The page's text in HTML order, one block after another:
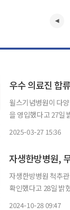
우수 의료진 합
윌스기념병원이 다
을 영입했다고 27일 밝혔다. 4월부터 진료를 시작하는 새 의료진은
2025-03-27 15:36
자생한방병원,
자생한방병원 척추
확인했다고 28일 밝혔다. 무릎관절염은 만성적인 통증과 기능 장애를 유발
2024-10-28 09:47